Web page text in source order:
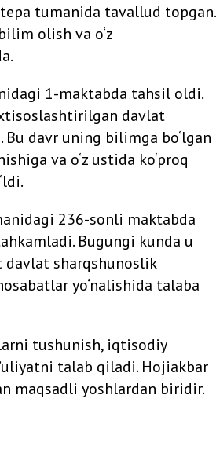
tumanida tavallud topgan.
olish va o‘z
1-maktabda tahsil oldi.
davlat
davr uning bilimga bo‘lgan
va o‘z ustida ko‘proq
236-sonli maktabda
Bugungi kunda u
davlat sharqshunoslik
yo‘nalishida talaba
tushunish, iqtisodiy
talab qiladi. Hojiakbar
maqsadli yoshlardan biridir.